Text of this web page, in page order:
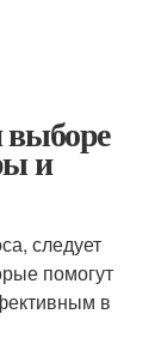
и
следует
помогут
в